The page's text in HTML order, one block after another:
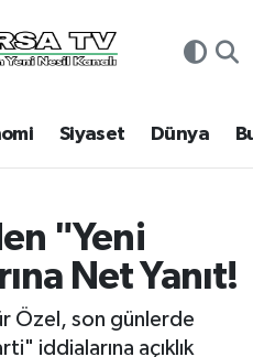
Siyaset Dünya
"Yeni
Net Yanıt!
Özel, son günlerde
iddialarına açıklık
ve Fikstür